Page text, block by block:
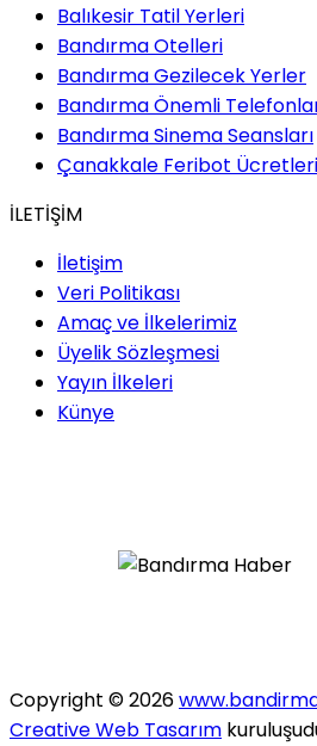
Balıkesir Tatil Yerleri
Bandırma Otelleri
Bandırma Gezilecek Yerler
Bandırma Önemli
Bandırma Sinema Seansları
Çanakkale Feribot
İLETİŞİM
İletişim
Veri Politikası
Amaç ve İlkelerimiz
Üyelik Sözleşmesi
Yayın İlkeleri
Künye
Copyright © 2026
Creative Web Tasarım